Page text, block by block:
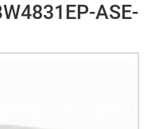
ASE-